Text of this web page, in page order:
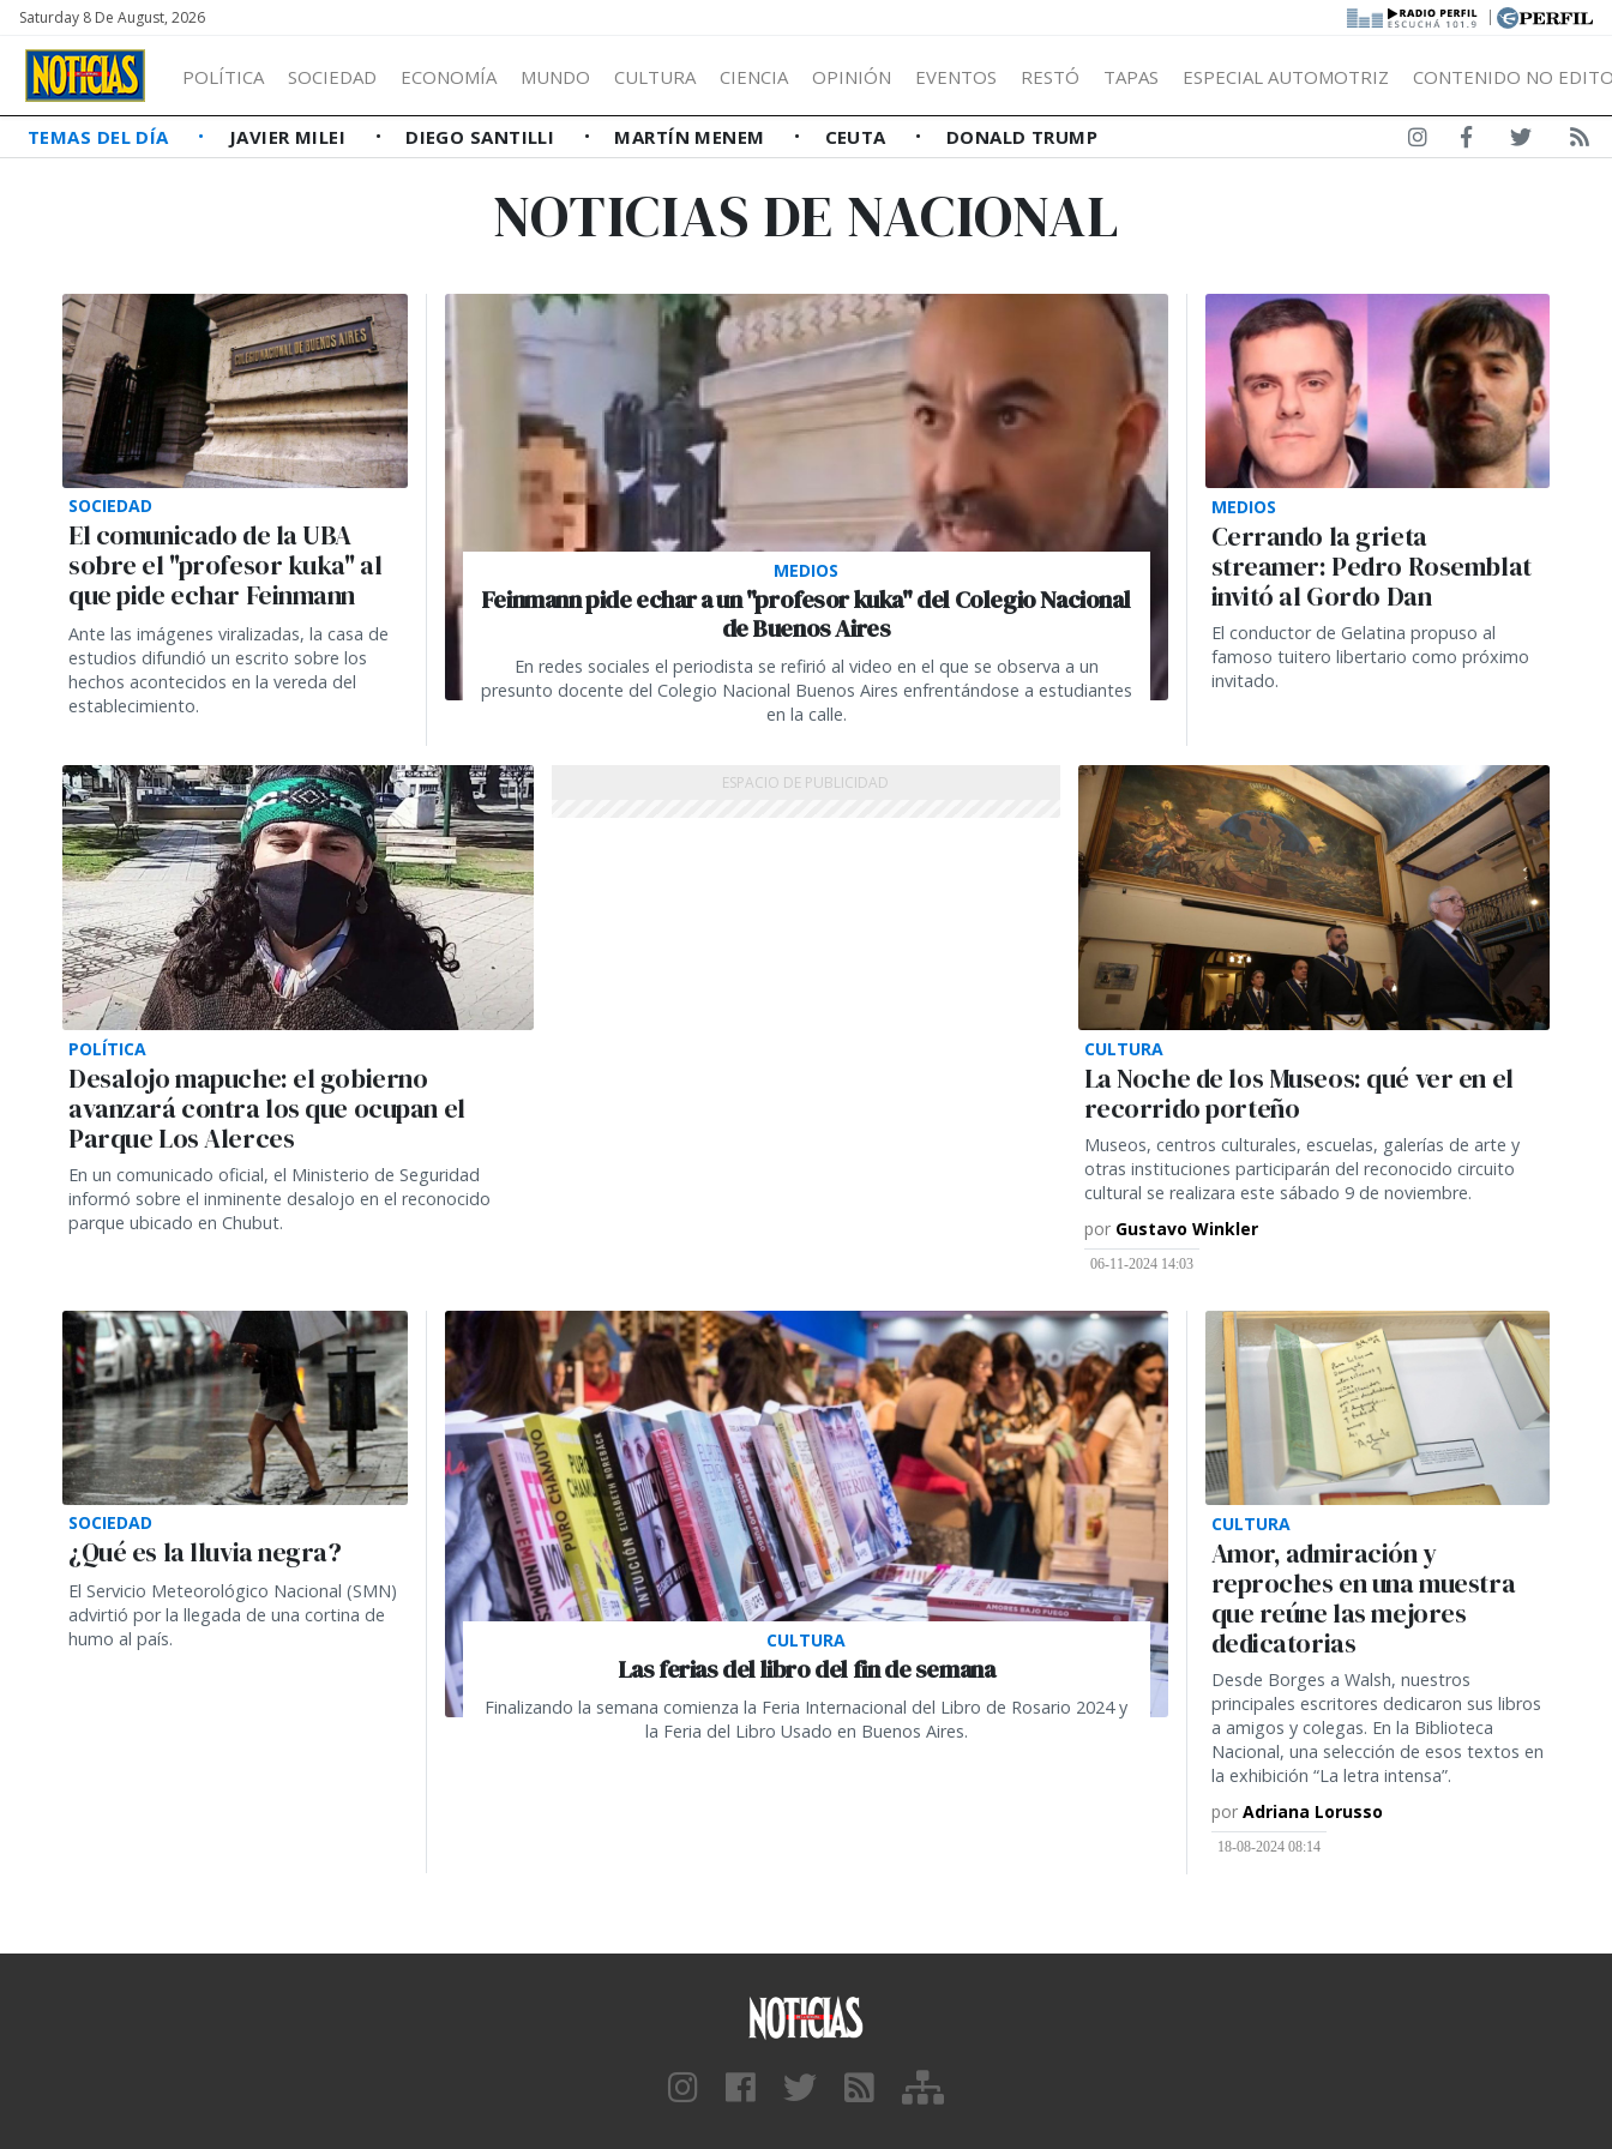
Saturday 8 De August, 2026 |
POLÍTICA SOCIEDAD ECONOMÍA MUNDO CULTURA CIENCIA OPINIÓN EVENTOS RESTÓ TAPAS ESPECIAL AUTOMOTRIZ CONTENIDO NO
TEMAS DEL DÍA JAVIER MILEI DIEGO SANTILLI MARTÍN MENEM CEUTA DONALD TRUMP
NOTICIAS DE NACIONAL
SOCIEDAD
El comunicado de la UBA
sobre el "profesor kuka" al
que pide echar Feinmann
Ante las imágenes viralizadas, la casa de
estudios difundió un escrito sobre los
hechos acontecidos en la vereda del
establecimiento.
MEDIOS
Feinmann pide echar a un "profesor kuka" del Colegio Nacional
de Buenos Aires
En redes sociales el periodista se refirió al video en el que se observa a un
presunto docente del Colegio Nacional Buenos Aires enfrentándose a estudiantes
en la calle.
MEDIOS
Cerrando la grieta
streamer: Pedro Rosemblat
invitó al Gordo Dan
El conductor de Gelatina propuso al
famoso tuitero libertario como próximo
invitado.
POLÍTICA
Desalojo mapuche: el gobierno
avanzará contra los que ocupan el
Parque Los Alerces
En un comunicado oficial, el Ministerio de Seguridad
informó sobre el inminente desalojo en el reconocido
parque ubicado en Chubut.
CULTURA
La Noche de los Museos: qué ver en el
recorrido porteño
Museos, centros culturales, escuelas, galerías de arte y
otras instituciones participarán del reconocido circuito
cultural se realizara este sábado 9 de noviembre.
por Gustavo Winkler
06-11-2024 14:03
SOCIEDAD
¿Qué es la lluvia negra?
El Servicio Meteorológico Nacional (SMN)
advirtió por la llegada de una cortina de
humo al país.
CULTURA
Las ferias del libro del fin de semana
Finalizando la semana comienza la Feria Internacional del Libro de Rosario 2024 y
la Feria del Libro Usado en Buenos Aires.
CULTURA
Amor, admiración y
reproches en una muestra
que reúne las mejores
dedicatorias
Desde Borges a Walsh, nuestros
principales escritores dedicaron sus libros
a amigos y colegas. En la Biblioteca
Nacional, una selección de esos textos en
la exhibición “La letra intensa”.
por Adriana Lorusso
18-08-2024 08:14